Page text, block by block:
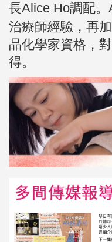
長Alice Ho調配。
治療師經驗，再
品化學家資格，
得。